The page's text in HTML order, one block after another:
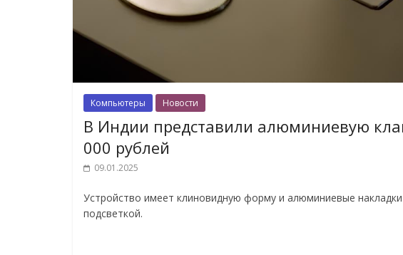
Компьютеры Новости
В Индии представили алюминиевую
000 рублей
09.01.2025
Устройство имеет клиновидную форму и алюминиевые
подсветкой.